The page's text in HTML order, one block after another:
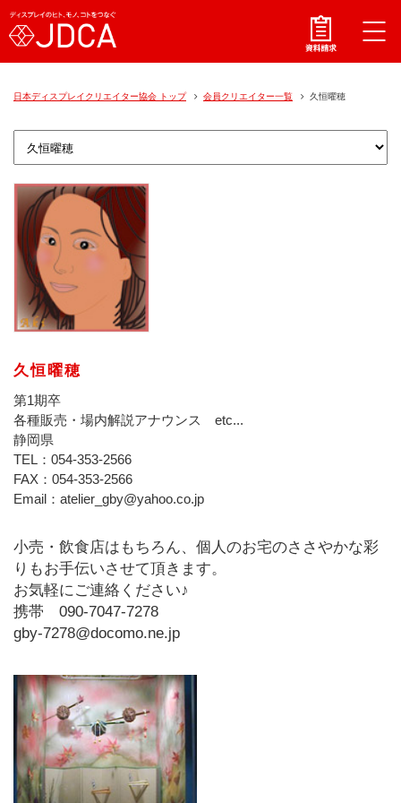
日本ディスプレイクリエイター協会 トップ 会員クリエイター一覧 久恒曜穂
久恒曜穂
第1期卒
各種販売・場内解説アナウンス etc...
静岡県
TEL：054-353-2566
FAX：054-353-2566
Email：atelier_gby@yahoo.co.jp
小売・飲食店はもちろん、個人のお宅のささやかな彩
りもお手伝いさせて頂きます。
お気軽にご連絡ください♪
携帯 090-7047-7278
gby-7278@docomo.ne.jp